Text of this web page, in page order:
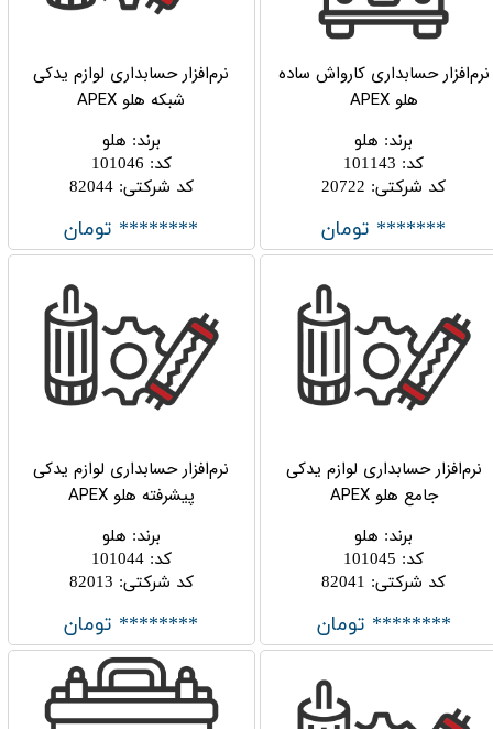
نرم‌افزار حسابداری کارواش ساده
هلو APEX
برند: هلو
کد:
101143
کد شرکتی:
20722
******* تومان
نرم‌افزار حسابداری لوازم یدکی
شبکه هلو APEX
برند: هلو
کد:
101046
کد شرکتی:
82044
******** تومان
نرم‌افزار حسابداری لوازم یدکی
جامع هلو APEX
برند: هلو
کد:
101045
کد شرکتی:
82041
******** تومان
نرم‌افزار حسابداری لوازم یدکی
پیشرفته هلو APEX
برند: هلو
کد:
101044
کد شرکتی:
82013
******** تومان